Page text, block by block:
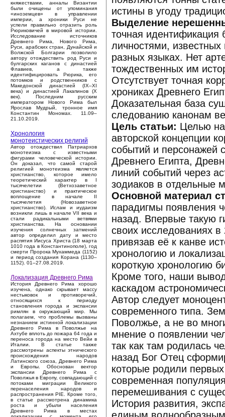
княжествами, анналы Византии
были очищены от упоминания
«иноземцев» в управлении
империи, а хроники Руси не
успели правильно отразить роль
Рюриковичей в мировой истории.
Исследование источников
Древнего Рима, Нового Рима,
Руси, арабских стран, Дунайской и
Волжской Болгарии позволило
автору отождествить род Руси и
булгарских каганов с династией
Флавиев, а также
идентифицировать Рюрика, его
потомков и родственников с
Македонской династией (IX–XI
века) и династией Лакапинов (X
век). Последним русским
императором Нового Рима был
Ярослав Мудрый, тронное имя
Константин Мономах. 11.09–
21.10.2019.
Хронология
монотеистических религий
Автор отождествил Патриархов
монотеизма с известными
фигурами человеческой истории.
Он доказал, что самой старой
религией монотеизма является
христианство, которое имело
теоретический характер в I
тысячелетии (Ветхозаветное
христианство) и практическое
воплощение в начале II
тысячелетия (Новозаветное
христианство). Ислам и иудаизм
возникли лишь в начале VII века и
стали радикальными ветвями
христианства. На основании
изучения солнечных затмений
автор определил дату и место
распятия Иисуса Христа (18 марта
1010 года в Константинополе), год
смерти Пророка Мухаммеда (1152)
и период создания Корана (1130–
1152). 01–27.08.2019.
Локализация Древнего Рима
История Древнего Рима хорошо
изучена, однако скрывает массу
нестыковок и противоречий,
относящихся к периоду
становления города и экспансии
римлян в окружающий мир. Мы
полагаем, что проблемы вызваны
незнанием истинной локализации
Древнего Рима в Поволжье на
Ахтубе вплоть до пожара 64 года и
переноса города на место Вейи в
Италии. В статье также
рассмотрены аспекты этнического
происхождения народов
Латинского союза, Древнего Рима
и Европы. Обоснован вектор
экспансии Древнего Рима с
Поволжья в Европу, совпадающий с
потоками миграции Великого
перенаселения народов и
распространения PIE. Кроме того,
в статье рассмотрена динамика
роста и убыли населения
Древнего Рима в местах
истины в угоду
Выделение
точная идентификация
личностями, известных
разных языках. Нет
тождественных им
Отсутствует точная
хрониках Древнего
Доказательная база
следованию канонам
Цель статьи: Целью
авторской концепции
событий и персонажей
Древнего Египта,
линий событий через
зодиаков в отдельные
Основной материал
парадигмы появления
назад. Впервые такую
своих исследованиях
привязав её к канве
хронологию и
короткую хронологию
Кроме того, наши
каскадом
Автор следует
современного типа.
Поволжье, а не во
мнение о появлении
так как там родилась
назад Бог Отец
которые родили
современная
перемешивания с
История развития,